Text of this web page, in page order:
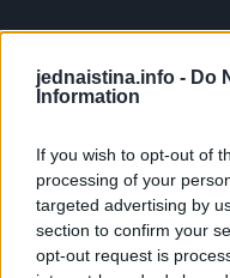
jednaistina.info - Do
Information
If you wish to opt-out of
processing of your
targeted advertising by
section to confirm your
opt-out request is
MSD medicinski
može zahvatiti arterije
arterijama koje
može doći do
koje opskrbljuju srce –
nastupiti srčani udar.”